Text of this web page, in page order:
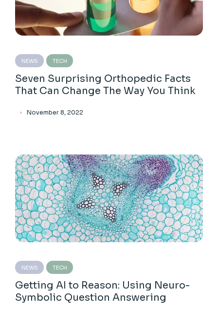
NEWS TECH
Seven Surprising Orthopedic Facts
That Can Change The Way You Think
November 8, 2022
NEWS TECH
Getting AI to Reason: Using Neuro-
Symbolic Question Answering